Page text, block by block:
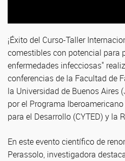
¡Éxito del Curso-Taller
comestibles con potencial para
enfermedades infecciosas"
conferencias de la Facultad de
la Universidad de Buenos Aires
por el Programa
para el Desarrollo (CYTED) y la
En este evento científico de
Perassolo, investigadora